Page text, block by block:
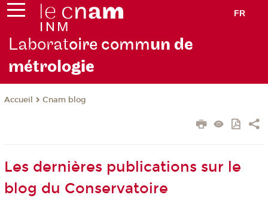
FR
Laboratoire commun de
métrologie
Accueil Cnam blog
Les dernières publications sur le
blog du Conservatoire